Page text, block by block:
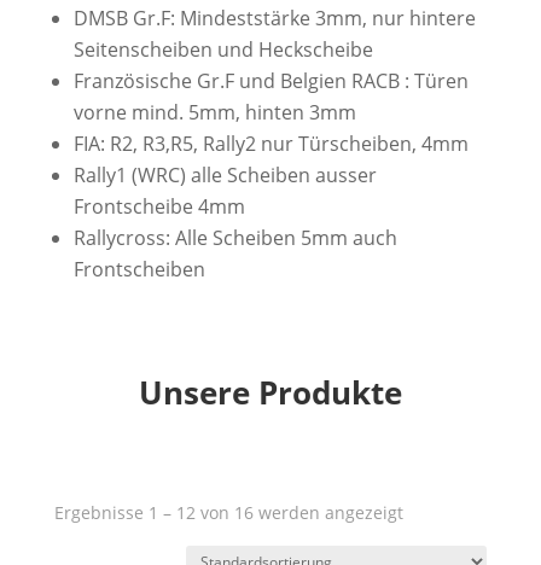
DMSB Gr.F: Mindeststärke 3mm, nur hintere
Seitenscheiben und Heckscheibe
Französische Gr.F und Belgien RACB : Türen
vorne mind. 5mm, hinten 3mm
FIA: R2, R3,R5, Rally2 nur Türscheiben, 4mm
Rally1 (WRC) alle Scheiben ausser
Frontscheibe 4mm
Rallycross: Alle Scheiben 5mm auch
Frontscheiben
Unsere Produkte
Ergebnisse 1 – 12 von 16 werden angezeigt